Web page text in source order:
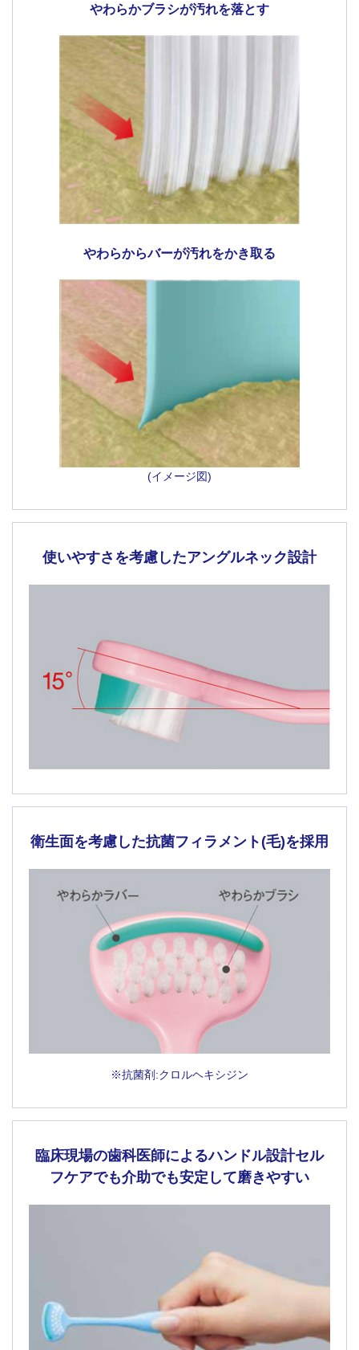
やわらかブラシが汚れを落とす
やわらからバーが汚れをかき取る
(イメージ図)
使いやすさを考慮したアングルネック設計
衛生面を考慮した抗菌フィラメント(毛)を採用
※抗菌剤:クロルヘキシジン
臨床現場の歯科医師によるハンドル設計セル
フケアでも介助でも安定して磨きやすい